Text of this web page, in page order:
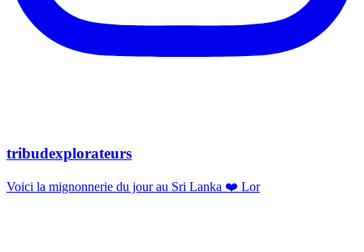
tribudexplorateurs
Voici la mignonnerie du jour au Sri Lanka ❤️ Lor